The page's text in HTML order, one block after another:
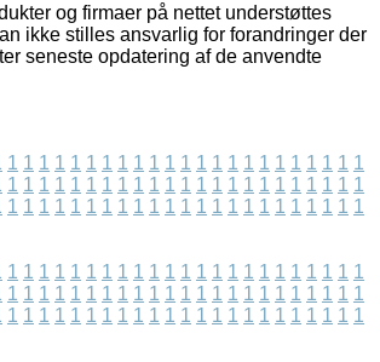
og firmaer på nettet understøttes
ikke stilles ansvarlig for forandringer der
seneste opdatering af de anvendte
1 1 1 1 1 1 1 1 1 1 1 1 1 1 1 1 1 1 1 1 1 1 1
1 1 1 1 1 1 1 1 1 1 1 1 1 1 1 1 1 1 1 1 1 1 1
1 1 1 1 1 1 1 1 1 1 1 1 1 1 1 1 1 1 1 1 1 1 1
1 1 1 1 1 1 1 1 1 1 1 1 1 1 1 1 1 1 1 1 1 1 1
1 1 1 1 1 1 1 1 1 1 1 1 1 1 1 1 1 1 1 1 1 1 1
1 1 1 1 1 1 1 1 1 1 1 1 1 1 1 1 1 1 1 1 1 1 1